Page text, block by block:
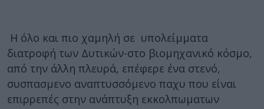
Η όλο και πιο χαμηλή σε υπολείμματα
διατροφή των Δυτικών-στο βιομηχανικό κόσμο,
από την άλλη πλευρά, επέφερε ένα στενό,
συσπασμενο αναπτυσσόμενο παχυ που είναι
επιρρεπές στην ανάπτυξη εκκολπωματων